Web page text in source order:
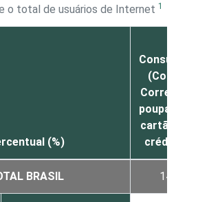
o total de usuários de Internet 1
(%)
Consultas
(Conta
Corrente,
poupança,
cartão de
crédito)
BRASIL 14